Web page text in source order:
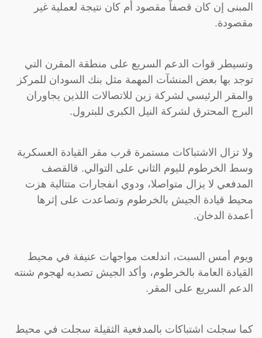
المبنى إن كان قصفاً مقصود أم كان نتيجة لعملية غير
مقصودة.
وتسيطر قوات الدعم السريع على منطقة المقرن التي
توجد بها بعض المنشآت المهمة مثل بنك السودان للمركز
والمقر الرئيسي لشركة زين للاتصالات اللذين يجاوران
البرج المحترق لشركة النيل الكبرى للبترول.
ولا تزال الاشتباكات مستمرة قرب مقر القيادة العسكرية
وسط الخرطوم لليوم الثاني على التوالي. قالقصف
المدفعي لا يزال متواصلا، ودوي انفجارات متتالية هزت
محيط قيادة الجيش بالخرطوم وتصاعدت على إثرها
أعمدة الدخان.
ويوم أمس السبت، اندلعت مواجهات عنيفة في محيط
القيادة العامة بالخرطوم، وأكد الجيش تصديه لهجوم شنته
الدعم السريع على المقر.
كما سجلت اشتباكات بالمدفعية الثقيلة سجلت في محيط